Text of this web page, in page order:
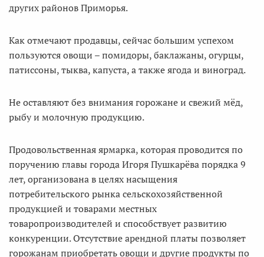
других районов Приморья.
Как отмечают продавцы, сейчас большим успехом
пользуются овощи – помидоры, баклажаны, огурцы,
патиссоны, тыква, капуста, а также ягода и виноград.
Не оставляют без внимания горожане и свежий мёд,
рыбу и молочную продукцию.
Продовольственная ярмарка, которая проводится по
поручению главы города Игоря Пушкарёва порядка 9
лет, организована в целях насыщения
потребительского рынка сельскохозяйственной
продукцией и товарами местных
товаропроизводителей и способствует развитию
конкуренции. Отсутствие арендной платы позволяет
горожанам приобретать овощи и другие продукты по